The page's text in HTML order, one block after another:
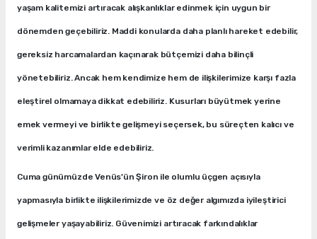
yaşam kalitemizi artıracak alışkanlıklar edinmek için uygun bir
dönemden geçebiliriz. Maddi konularda daha planlı hareket edebilir,
gereksiz harcamalardan kaçınarak bütçemizi daha bilinçli
yönetebiliriz. Ancak hem kendimize hem de ilişkilerimize karşı fazla
eleştirel olmamaya dikkat edebiliriz. Kusurları büyütmek yerine
emek vermeyi ve birlikte gelişmeyi seçersek, bu süreçten kalıcı ve
verimli kazanımlar elde edebiliriz.
Cuma günümüzde Venüs’ün Şiron ile olumlu üçgen açısıyla
yapmasıyla birlikte ilişkilerimizde ve öz değer algımızda iyileştirici
gelişmeler yaşayabiliriz. Güvenimizi artıracak farkındalıklar